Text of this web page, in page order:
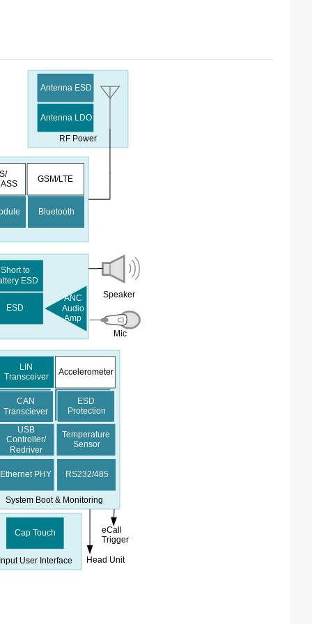
eCall
Trigger
Mic
Speaker
Head Unit
RF Power
Antenna LDO
Antenna ESD
Bluetooth
GSM/LTE
Short to
ESD
ESD
ANC
Audio
Amp
System Boot & Monitoring
LIN
Transceiver
ESD
Protection
CAN
Transciever
Temperature
Sensor
Ethernet PHY RS232/485
USB
Controller/
Redriver
Accelerometer
User Interface
Cap Touch